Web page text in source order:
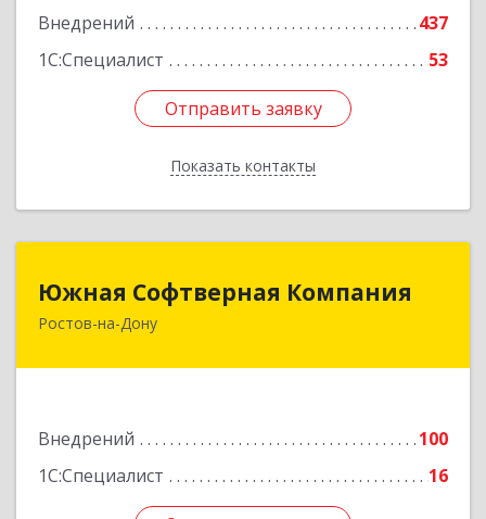
Внедрений
437
1С:Специалист
53
Отправить заявку
Показать контакты
Отправить заявку
Назад
Южная Софтверная Компания
Ростов-на-Дону
Внедрений
100
1С:Специалист
16
Южная Софтверная Компания
344116, Ростовская обл, Ростов-на-Дону г, 2-я